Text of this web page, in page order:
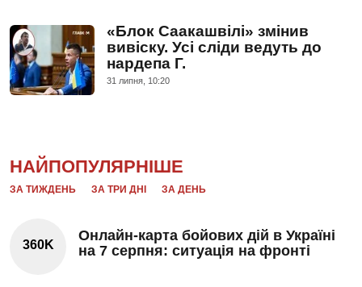
«Блок Саакашвілі» змінив
вивіску. Усі сліди ведуть до
нардепа Г.
31 липня, 10:20
НАЙПОПУЛЯРНІШЕ
ЗА ТИЖДЕНЬ ЗА ТРИ ДНІ ЗА ДЕНЬ
360K
Онлайн-карта бойових дій в Україні
на 7 серпня: ситуація на фронті